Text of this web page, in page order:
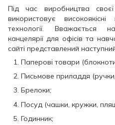
Під час виробництва
використовує
технології. Вважається
канцелярії для офісів та
сайті представлений
Паперові товари
Письмове приладдя
Брелоки;
Посуд (чашки, кружки,
Годинник;